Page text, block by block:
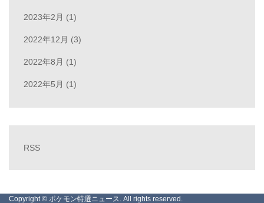
2023年2月 (1)
2022年12月 (3)
2022年8月 (1)
2022年5月 (1)
RSS
Copyright © ポケモン特選ニュース . All rights reserved.